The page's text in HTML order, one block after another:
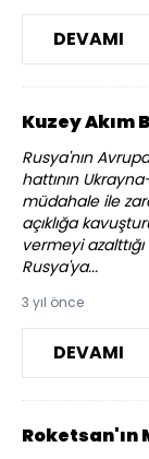
DEVAMI
Kuzey Akım
Rusya'nın
hattının
müdahale ile
açıklığa
vermeyi
Rusya'ya...
3 yıl önce
DEVAMI
Roketsan'ın